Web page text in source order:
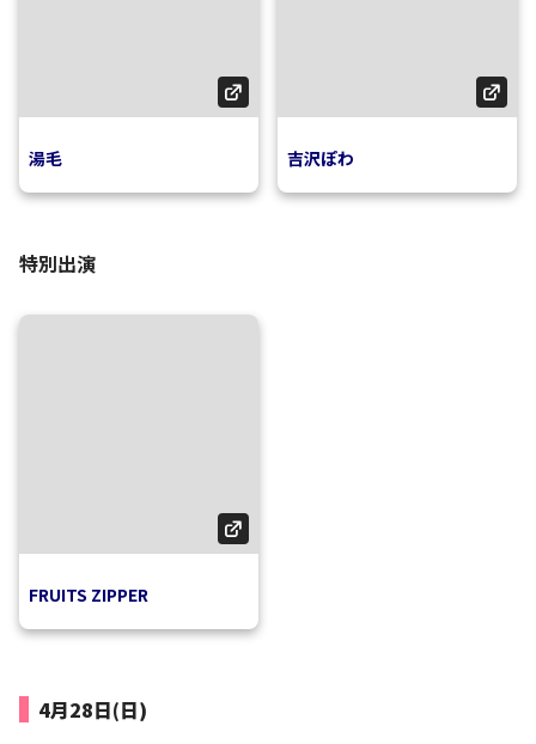
湯毛 吉沢ぽわ
特別出演
FRUITS ZIPPER
4月28日(日)